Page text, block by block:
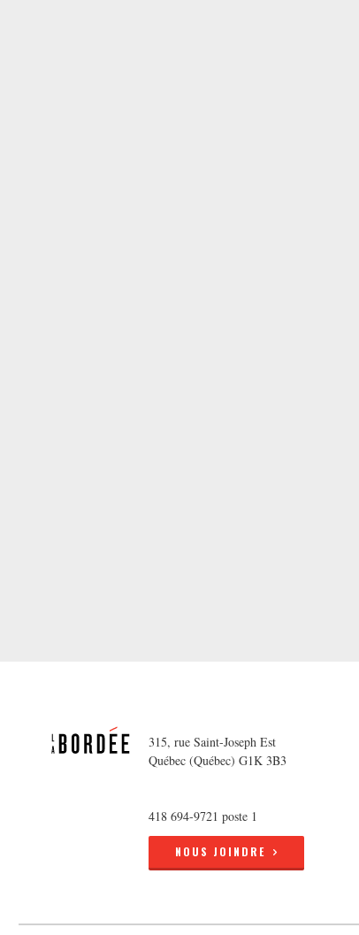
315, rue Saint-Joseph Est
Québec (Québec) G1K 3B3
418 694-9721 poste 1
NOUS JOINDRE